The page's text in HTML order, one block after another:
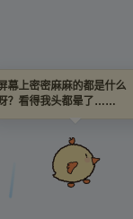
挖矿。
屏幕上密密麻麻的都是什么
呀？看得我头都晕了……